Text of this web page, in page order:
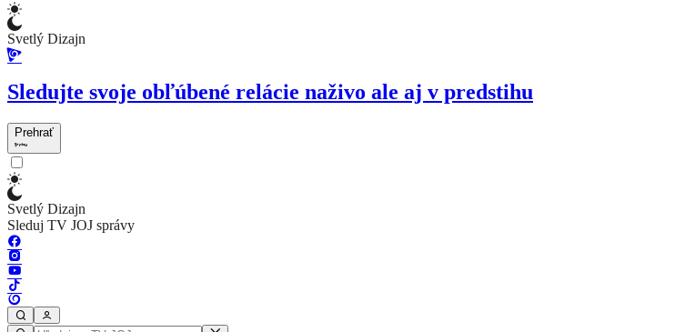
Svetlý Dizajn
Sledujte svoje obľúbené relácie naživo ale aj v predstihu
Prehrať
Svetlý Dizajn
Sleduj TV JOJ správy